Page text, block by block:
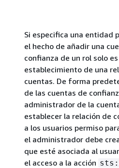
Si especifica una entidad
el hecho de añadir una
confianza de un rol solo
establecimiento de una
cuentas. De forma
de las cuentas de
administrador de la
establecer la relación de
a los usuarios permiso
el administrador debe
que esté asociada al
el acceso a la acción